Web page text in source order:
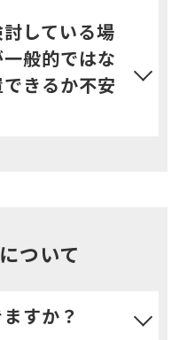
している場
般的ではな
きるか不安
ついて
すか？